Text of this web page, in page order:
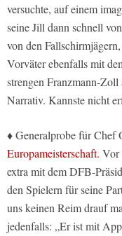
versuchte, auf einem
seine Jill dann schnell
von den
Vorväter ebenfalls mit
strengen Franzmann-
Narrativ. Kannste nicht
♦ Generalprobe für Chef
Europameisterschaft. Vor
extra mit dem DFB-
den Spielern für seine
uns keinen Reim drauf
jedenfalls: „Er ist mit